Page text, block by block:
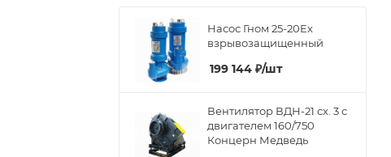
Насос Гном 25-20Ex
взрывозащищенный
199 144 ₽/шт
Вентилятор ВДН-21 сх. 3 с
двигателем 160/750
Концерн Медведь